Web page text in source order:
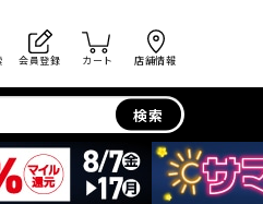
会員登録 カート 店舗情報
検索